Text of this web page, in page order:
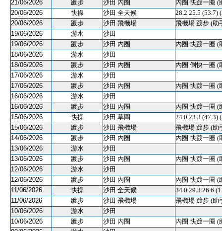
21/06/2026
踱步 沙田 內圈
內圈 快踱一圈 (
20/06/2026
快操 沙田 全天候
28.2 25.5 (53.7)
20/06/2026
踱步 沙田 飛機場
飛機場 踱步 (助
19/06/2026
游水
沙田
19/06/2026
踱步 沙田 內圈
內圈 快踱一圈 (
18/06/2026
游水
沙田
18/06/2026
踱步 沙田 內圈
內圈 倒快一圈 (
17/06/2026
游水
沙田
17/06/2026
踱步 沙田 內圈
內圈 快踱一圈 (
16/06/2026
游水
沙田
16/06/2026
踱步 沙田 內圈
內圈 快踱一圈 (
15/06/2026
快操 沙田 草閘
24.0 23.3 (47.3)
15/06/2026
踱步 沙田 飛機場
飛機場 踱步 (助
14/06/2026
踱步 沙田 內圈
內圈 快踱一圈 (
13/06/2026
游水
沙田
13/06/2026
踱步 沙田 內圈
內圈 快踱一圈 (
12/06/2026
游水
沙田
12/06/2026
踱步 沙田 內圈
內圈 快踱一圈 (
11/06/2026
快操 沙田 全天候
34.0 29.3 26.6
11/06/2026
踱步 沙田 飛機場
飛機場 踱步 (助
10/06/2026
游水
沙田
10/06/2026
踱步 沙田 內圈
內圈 快踱一圈 (